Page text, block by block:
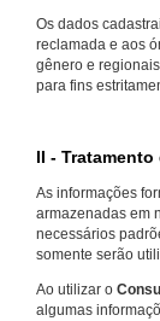
Os dados
reclamada e aos
gênero e
para fins
II -
As informações
armazenadas em
necessários
somente serão
Ao utilizar o
algumas